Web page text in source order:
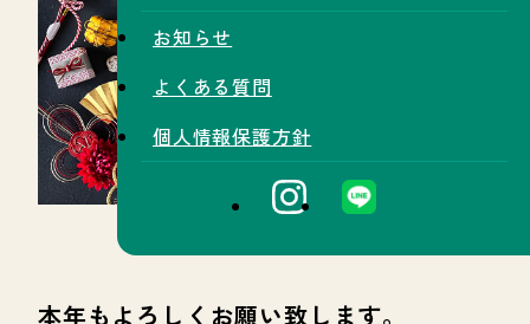
お知らせ
よくある質問
個人情報保護方針
本年もよろしくお願い致します。